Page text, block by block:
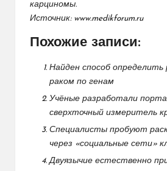
карциномы.
Источник: www.medikforum.ru
Похожие записи:
Найден способ определить
раком по генам
Учёные разработали
сверхточный измеритель
Специалисты пробуют
через «социальные сети»
Двуязычие естественно